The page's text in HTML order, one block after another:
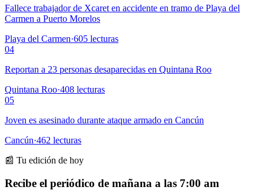
Fallece trabajador de Xcaret en accidente en tramo de Playa del
Carmen a Puerto Morelos
Playa del Carmen·605 lecturas
04
Reportan a 23 personas desaparecidas en Quintana Roo
Quintana Roo·408 lecturas
05
Joven es asesinado durante ataque armado en Cancún
Cancún·462 lecturas
📰 Tu edición de hoy
Recibe el periódico de mañana a las 7:00 am